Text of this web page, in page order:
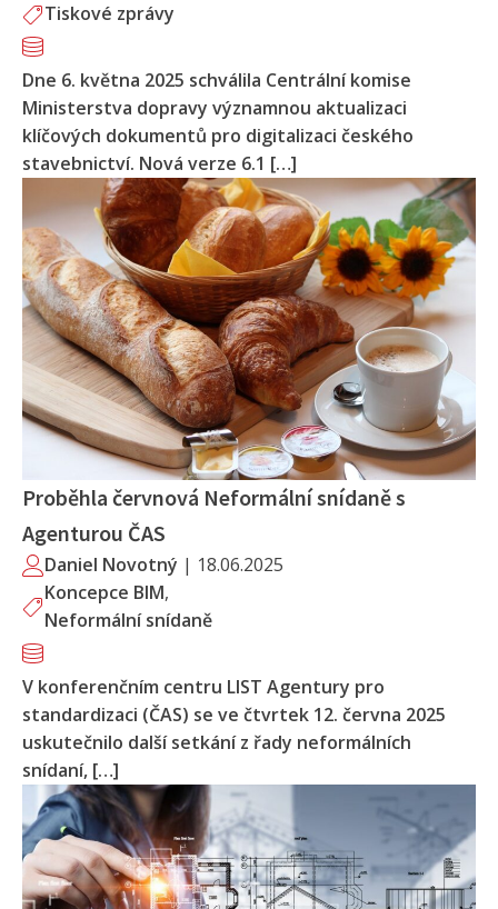
Tiskové zprávy
Dne 6. května 2025 schválila Centrální komise
Ministerstva dopravy významnou aktualizaci
klíčových dokumentů pro digitalizaci českého
stavebnictví. Nová verze 6.1 […]
Proběhla červnová Neformální snídaně s
Agenturou ČAS
Daniel Novotný | 18.06.2025
Koncepce BIM,
Neformální snídaně
V konferenčním centru LIST Agentury pro
standardizaci (ČAS) se ve čtvrtek 12. června 2025
uskutečnilo další setkání z řady neformálních
snídaní, […]